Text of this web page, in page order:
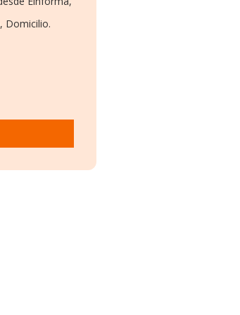
Domicilio.